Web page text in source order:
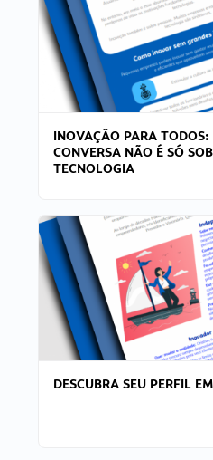
INOVAÇÃO PARA TODOS:
CONVERSA NÃO É SÓ
TECNOLOGIA
DESCUBRA SEU PERFIL